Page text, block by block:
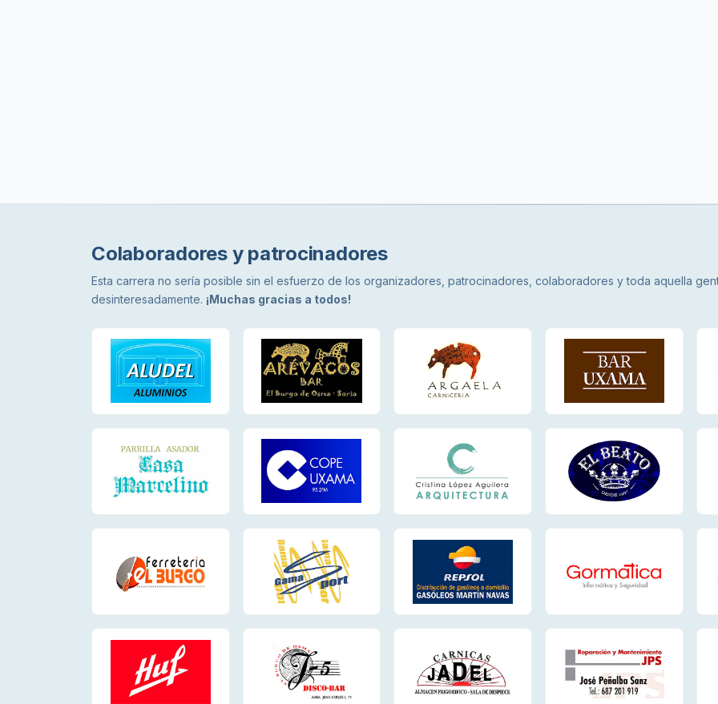
Colaboradores y patrocinadores
Esta carrera no sería posible sin el esfuerzo de los organizadores, patrocinadores, colaboradores y toda aquella
desinteresadamente. ¡Muchas gracias a todos!